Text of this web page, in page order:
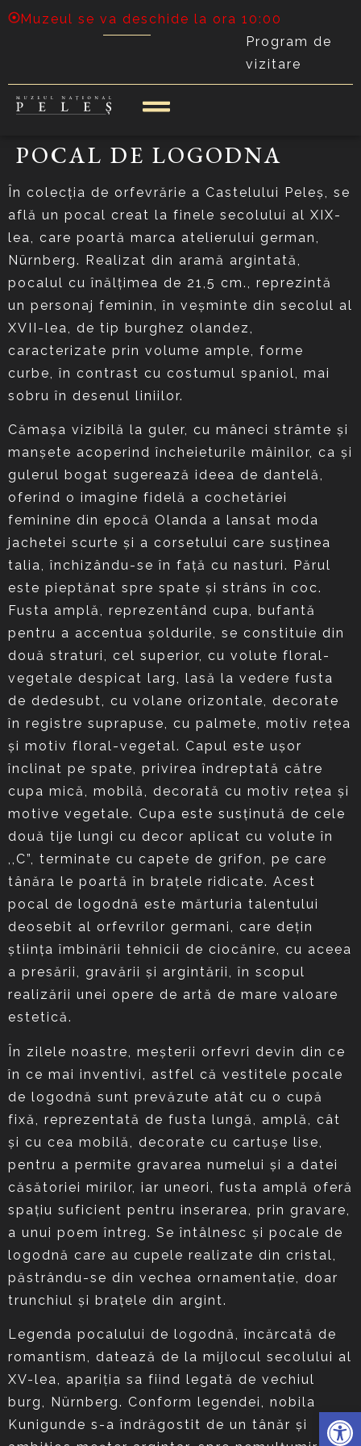
Muzeul se va deschide la ora 10:00
Program de
vizitare
POCAL DE LOGODNA
În colecţia de orfevrărie a Castelului Peleş, se
află un pocal creat la finele secolului al XIX-
lea, care poartă marca atelierului german,
Nürnberg. Realizat din aramă argintată,
pocalul cu înălţimea de 21,5 cm., reprezintă
un personaj feminin, în veşminte din secolul al
XVII-lea, de tip burghez olandez,
caracterizate prin volume ample, forme
curbe, în contrast cu costumul spaniol, mai
sobru în desenul liniilor.
Cămaşa vizibilă la guler, cu mâneci strâmte şi
manşete acoperind încheieturile mâinilor, ca şi
gulerul bogat sugerează ideea de dantelă,
oferind o imagine fidelă a cochetăriei
feminine din epocă Olanda a lansat moda
jachetei scurte şi a corsetului care susţinea
talia, închizându-se în faţă cu nasturi. Părul
este pieptănat spre spate şi strâns în coc.
Fusta amplă, reprezentând cupa, bufantă
pentru a accentua şoldurile, se constituie din
două straturi, cel superior, cu volute floral-
vegetale despicat larg, lasă la vedere fusta
de dedesubt, cu volane orizontale, decorate
în registre suprapuse, cu palmete, motiv reţea
şi motiv floral-vegetal. Capul este uşor
înclinat pe spate, privirea îndreptată către
cupa mică, mobilă, decorată cu motiv reţea şi
motive vegetale. Cupa este susţinută de cele
două tije lungi cu decor aplicat cu volute în
,,C”, terminate cu capete de grifon, pe care
tânăra le poartă în braţele ridicate. Acest
pocal de logodnă este mărturia talentului
deosebit al orfevrilor germani, care deţin
ştiinţa îmbinării tehnicii de ciocănire, cu aceea
a presării, gravării şi argintării, în scopul
realizării unei opere de artă de mare valoare
estetică.
În zilele noastre, meşterii orfevri devin din ce
în ce mai inventivi, astfel că vestitele pocale
de logodnă sunt prevăzute atât cu o cupă
fixă, reprezentată de fusta lungă, amplă, cât
şi cu cea mobilă, decorate cu cartuşe lise,
pentru a permite gravarea numelui şi a datei
căsătoriei mirilor, iar uneori, fusta amplă oferă
spaţiu suficient pentru inserarea, prin gravare,
a unui poem întreg. Se întâlnesc şi pocale de
logodnă care au cupele realizate din cristal,
păstrându-se din vechea ornamentaţie, doar
trunchiul şi braţele din argint.
Legenda pocalului de logodnă, încărcată de
romantism, datează de la mijlocul secolului al
XV-lea, apariţia sa fiind legată de vechiul
burg, Nürnberg. Conform legendei, nobila
Kunigunde s-a îndrăgostit de un tânăr şi